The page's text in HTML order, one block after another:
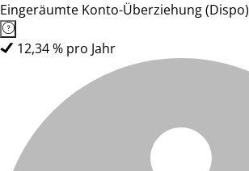
Eingeräumte Konto-Überziehung (Dispo)
12,34 % pro Jahr